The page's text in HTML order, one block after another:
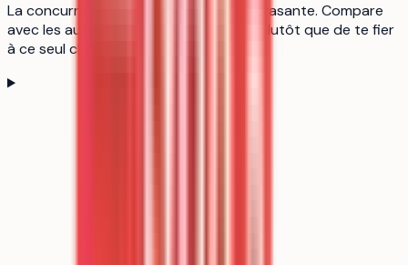
La concurrence est réelle sans être écrasante. Compare
avec les autres formations de ta liste plutôt que de te fier
à ce seul chiffre.